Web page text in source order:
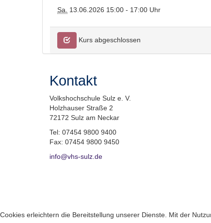
Sa. 13.06.2026 15:00 - 17:00 Uhr
Kurs abgeschlossen
Kontakt
Volkshochschule Sulz e. V.
Holzhauser Straße 2
72172 Sulz am Neckar
Tel: 07454 9800 9400
Fax: 07454 9800 9450
info@vhs-sulz.de
Cookies erleichtern die Bereitstellung unserer Dienste. Mit der